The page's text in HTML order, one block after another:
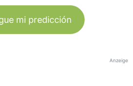
mi predicción
Anzeige